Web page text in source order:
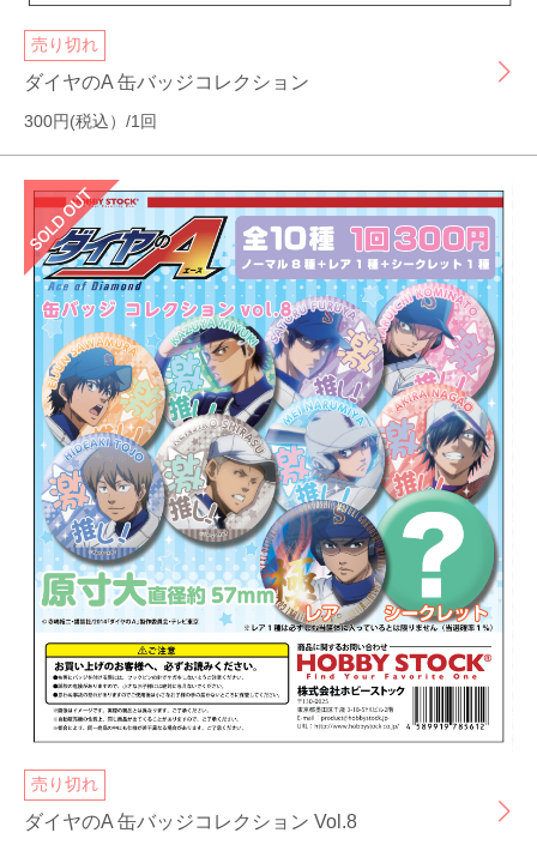
売り切れ
ダイヤのA 缶バッジコレクション
300円(税込）/1回
売り切れ
ダイヤのA 缶バッジコレクション Vol.8